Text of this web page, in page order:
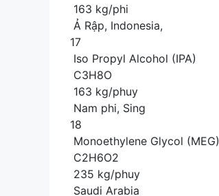
163 kg/phi
Ả Rập, Indonesia,
17
Iso Propyl Alcohol (IPA)
C3H8O
163 kg/phuy
Nam phi, Sing
18
Monoethylene Glycol (MEG)
C2H6O2
235 kg/phuy
Saudi Arabia